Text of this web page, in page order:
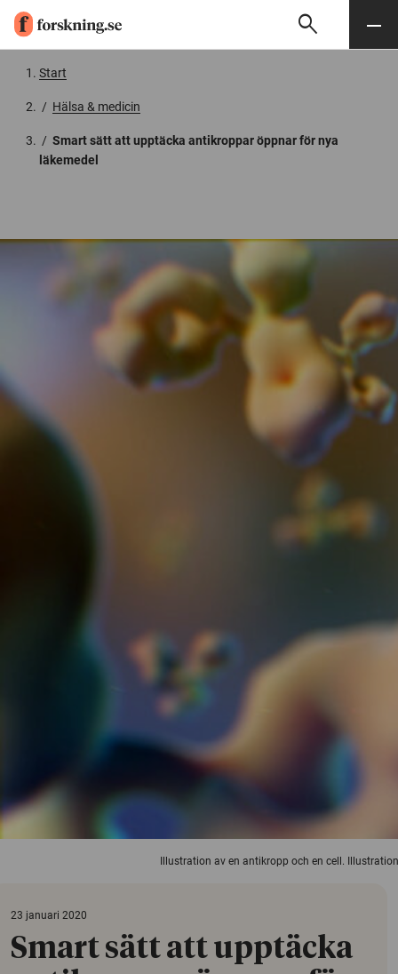
Söksearch Meny
Start
/ Hälsa & medicin
/ Smart sätt att upptäcka antikroppar öppnar för nya
läkemedel
Illustration av en antikropp och en cell.
23 januari 2020
Smart sätt att upptäcka